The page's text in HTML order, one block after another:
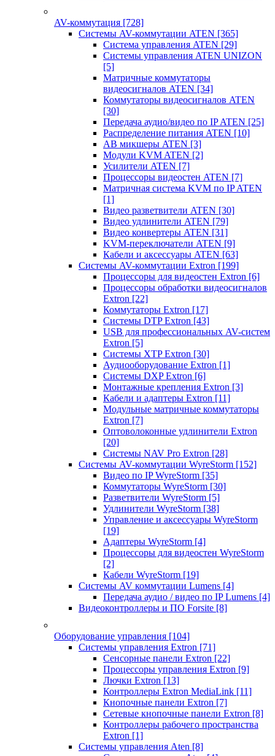
AV-коммутация [728]
Системы AV-коммутации ATEN [365]
Система управления ATEN [29]
Системы управления ATEN UNIZON
[5]
Матричные коммутаторы
видеосигналов ATEN [34]
Коммутаторы видеосигналов ATEN
[30]
Передача аудио/видео по IP ATEN [25]
Распределение питания ATEN [10]
АВ микшеры ATEN [3]
Модули KVM ATEN [2]
Усилители ATEN [7]
Процессоры видеостен ATEN [7]
Матричная система KVM по IP ATEN
[1]
Видео разветвители ATEN [30]
Видео удлинители ATEN [79]
Видео конвертеры ATEN [31]
KVM-переключатели ATEN [9]
Кабели и аксессуары ATEN [63]
Системы AV-коммутации Extron [199]
Процессоры для видеостен Extron [6]
Процессоры обработки видеосигналов
Extron [22]
Коммутаторы Extron [17]
Системы DTP Extron [43]
USB для профессиональных AV-систем
Extron [5]
Системы XTP Extron [30]
Аудиооборудование Extron [1]
Системы DXP Extron [6]
Монтажные крепления Extron [3]
Кабели и адаптеры Extron [11]
Модульные матричные коммутаторы
Extron [7]
Оптоволоконные удлинители Extron
[20]
Системы NAV Pro Extron [28]
Системы AV-коммутации WyreStorm [152]
Видео по IP WyreStorm [35]
Коммутаторы WyreStorm [30]
Разветвители WyreStorm [5]
Удлинители WyreStorm [38]
Управление и аксессуары WyreStorm
[19]
Адаптеры WyreStorm [4]
Процессоры для видеостен WyreStorm
[2]
Кабели WyreStorm [19]
Системы AV коммутации Lumens [4]
Передача аудио / видео по IP Lumens [4]
Видеоконтроллеры и ПО Forsite [8]
Оборудование управления [104]
Системы управления Extron [71]
Сенсорные панели Extron [22]
Процессоры управления Extron [9]
Лючки Extron [13]
Контроллеры Extron MediaLink [11]
Кнопочные панели Extron [7]
Сетевые кнопочные панели Extron [8]
Контроллеры рабочего пространства
Extron [1]
Системы управления Aten [8]